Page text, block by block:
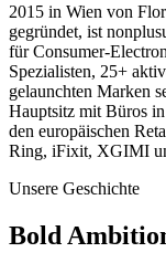
2015 in Wien von
gegründet, ist
für Consumer-
Spezialisten, 25+
gelaunchten Marken
Hauptsitz mit Büros
den europäischen
Ring, iFixit, XGIMI
Unsere Geschichte
Bold